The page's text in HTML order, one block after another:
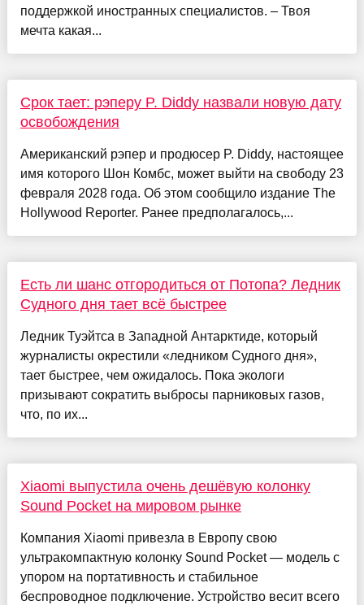
поддержкой иностранных специалистов. – Твоя
мечта какая...
Срок тает: рэперу P. Diddy назвали новую дату
освобождения
Американский рэпер и продюсер P. Diddy, настоящее
имя которого Шон Комбс, может выйти на свободу 23
февраля 2028 года. Об этом сообщило издание The
Hollywood Reporter. Ранее предполагалось,...
Есть ли шанс отгородиться от Потопа? Ледник
Судного дня тает всё быстрее
Ледник Туэйтса в Западной Антарктиде, который
журналисты окрестили «ледником Судного дня»,
тает быстрее, чем ожидалось. Пока экологи
призывают сократить выбросы парниковых газов,
что, по их...
Xiaomi выпустила очень дешёвую колонку
Sound Pocket на мировом рынке
Компания Xiaomi привезла в Европу свою
ультракомпактную колонку Sound Pocket — модель с
упором на портативность и стабильное
беспроводное подключение. Устройство весит всего